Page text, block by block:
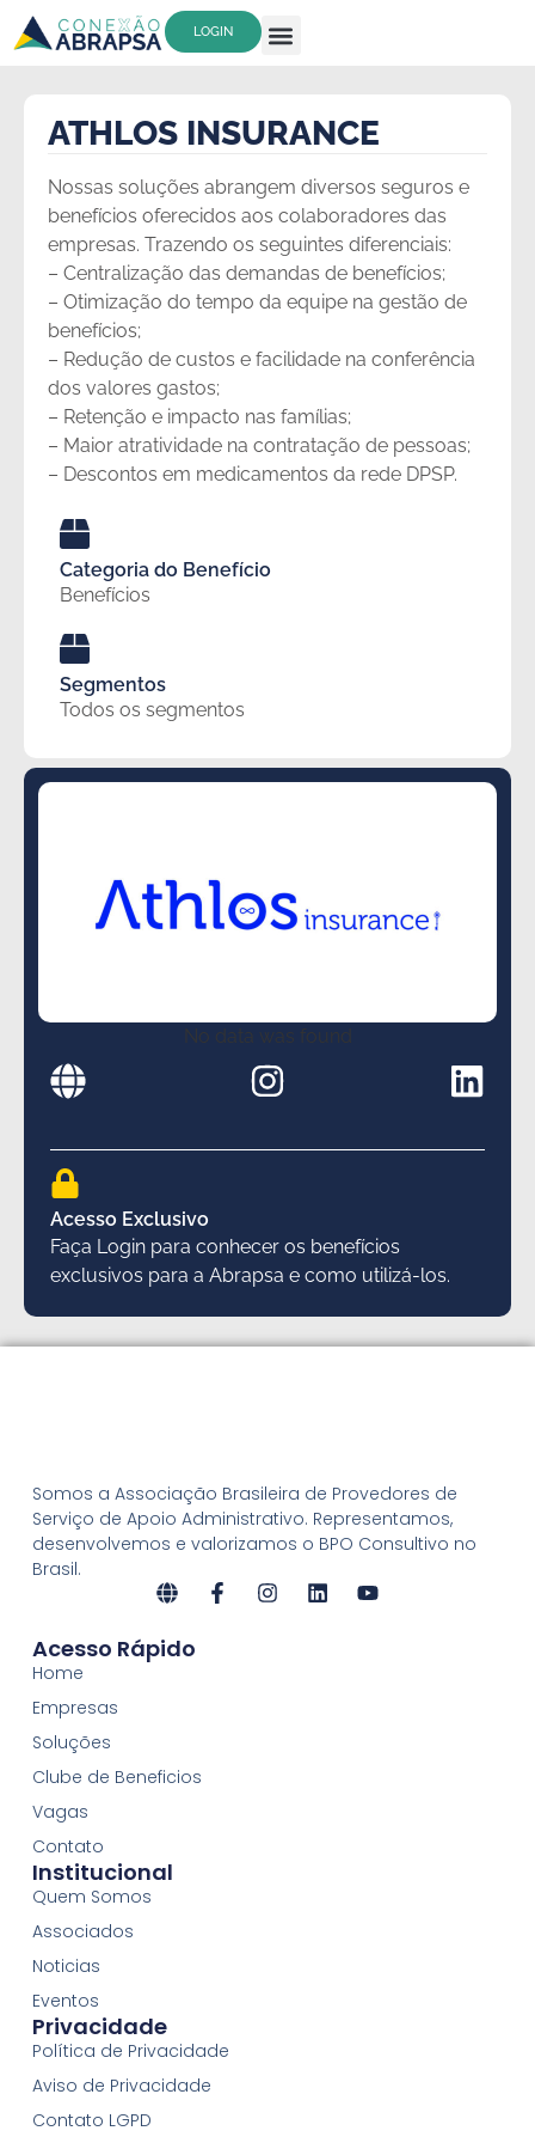
LOGIN
No data was found
Acesso Exclusivo
Faça Login para conhecer os benefícios
exclusivos para a Abrapsa e como utilizá-los.
ATHLOS INSURANCE
Nossas soluções abrangem diversos seguros e
benefícios oferecidos aos colaboradores das
empresas. Trazendo os seguintes diferenciais:
– Centralização das demandas de benefícios;
– Otimização do tempo da equipe na gestão de
benefícios;
– Redução de custos e facilidade na conferência
dos valores gastos;
– Retenção e impacto nas famílias;
– Maior atratividade na contratação de pessoas;
– Descontos em medicamentos da rede DPSP.
Categoria do Benefício
Benefícios
Segmentos
Todos os segmentos
Somos a Associação Brasileira de Provedores de
Serviço de Apoio Administrativo. Representamos,
desenvolvemos e valorizamos o BPO Consultivo no
Brasil.
Acesso Rápido
Home
Empresas
Soluções
Clube de Beneficios
Vagas
Contato
Institucional
Quem Somos
Associados
Noticias
Eventos
Privacidade
Política de Privacidade
Aviso de Privacidade
Contato LGPD